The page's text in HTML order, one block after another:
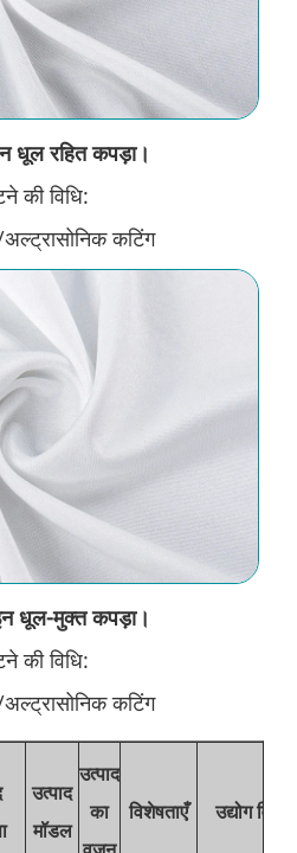
धूल रहित कपड़ा।
की विधि:
कटिंग
धूल-मुक्त कपड़ा।
की विधि:
कटिंग
उत्पाद
मॉडल
उत्पाद
का
विशेषताएँ उद्योग